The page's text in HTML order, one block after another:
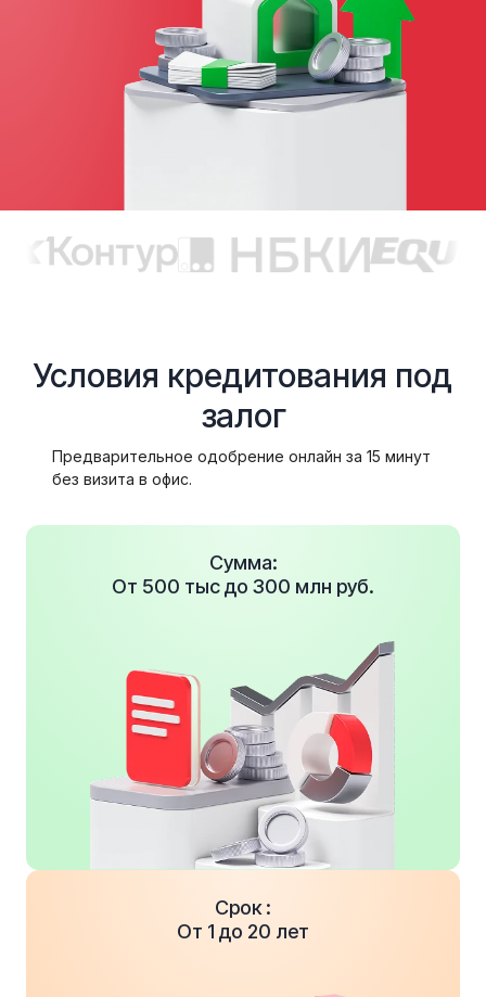
Условия кредитования под
залог
Предварительное одобрение онлайн за 15 минут
без визита в офис.
Сумма:
От 500 тыс до 300 млн руб.
Срок :
От 1 до 20 лет